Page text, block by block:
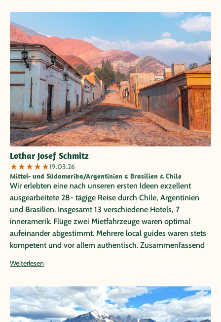
Lothar Josef Schmitz
★★★★★19.03.26
Mittel- und Südamerika/Argentinien & Brasilien & Chile
Wir erlebten eine nach unseren ersten Ideen exzellent
ausgearbeitete 28- tägige Reise durch Chile, Argentinien
und Brasilien. Insgesamt 13 verschiedene Hotels, 7
inneramerik. Flüge zwei Mietfahrzeuge waren optimal
aufeinander abgestimmt. Mehrere local guides waren stets
kompetent und vor allem authentisch. Zusammenfassend
2020 (Mietwagenreise durch Costa Rica) uneingeschränkt
Weiterlesen